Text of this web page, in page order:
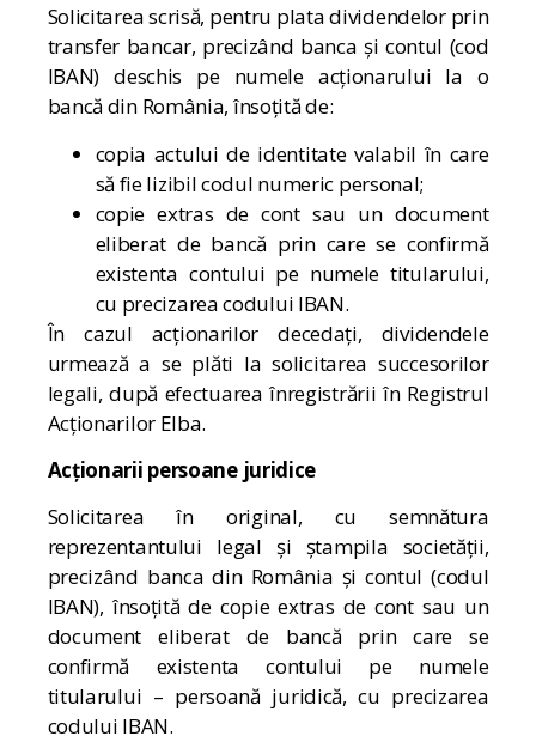
Solicitarea scrisă, pentru plata dividendelor prin
transfer bancar, precizând banca și contul (cod
IBAN) deschis pe numele acționarului la o
bancă din România, însoțită de:
copia actului de identitate valabil în care
să fie lizibil codul numeric personal;
copie extras de cont sau un document
eliberat de bancă prin care se confirmă
existenta contului pe numele titularului,
cu precizarea codului IBAN.
În cazul acționarilor decedați, dividendele
urmează a se plăti la solicitarea succesorilor
legali, după efectuarea înregistrării în Registrul
Acționarilor Elba.
Acționarii persoane juridice
Solicitarea în original, cu semnătura
reprezentantului legal și ștampila societății,
precizând banca din România și contul (codul
IBAN), însoțită de copie extras de cont sau un
document eliberat de bancă prin care se
confirmă existenta contului pe numele
titularului – persoană juridică, cu precizarea
codului IBAN.